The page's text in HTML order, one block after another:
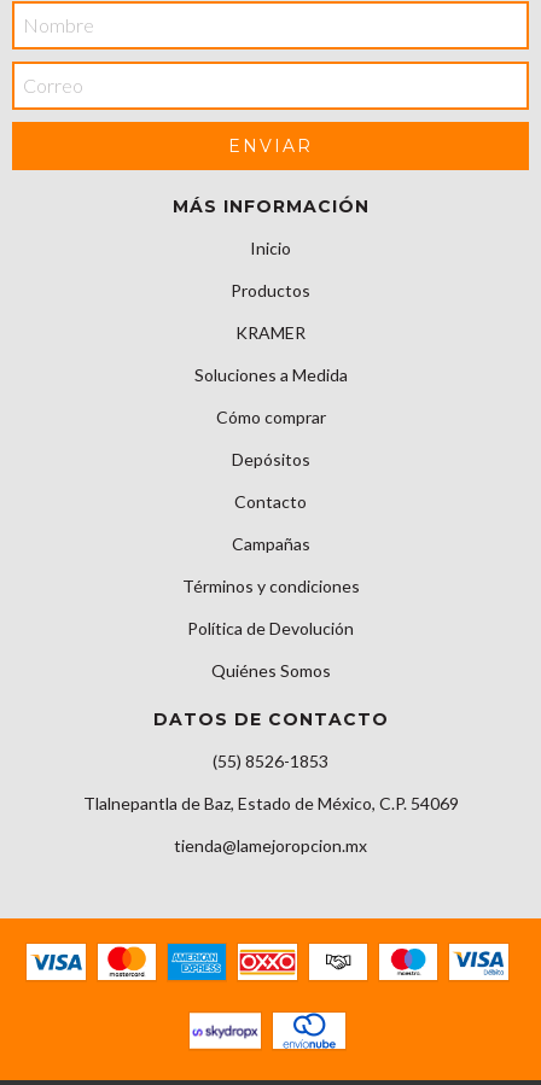
MÁS INFORMACIÓN
Inicio
Productos
KRAMER
Soluciones a Medida
Cómo comprar
Depósitos
Contacto
Campañas
Términos y condiciones
Política de Devolución
Quiénes Somos
DATOS DE CONTACTO
(55) 8526-1853
Tlalnepantla de Baz, Estado de México, C.P. 54069
tienda@lamejoropcion.mx